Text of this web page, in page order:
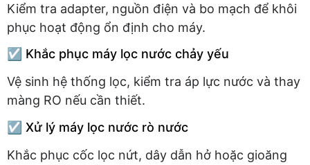
Kiểm tra adapter, nguồn điện và bo mạch để khôi
phục hoạt động ổn định cho máy.
☑️ Khắc phục máy lọc nước chảy yếu
Vệ sinh hệ thống lọc, kiểm tra áp lực nước và thay
màng RO nếu cần thiết.
☑️ Xử lý máy lọc nước rò nước
Khắc phục cốc lọc nứt, dây dẫn hở hoặc gioăng